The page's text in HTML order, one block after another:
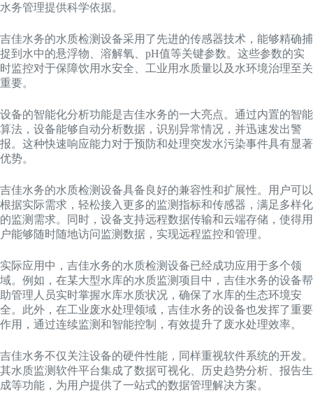
水务管理提供科学依据。
吉佳水务的水质检测设备采用了先进的传感器技术，能够精确捕
捉到水中的悬浮物、溶解氧、pH值等关键参数。这些参数的实
时监控对于保障饮用水安全、工业用水质量以及水环境治理至关
重要。
设备的智能化分析功能是吉佳水务的一大亮点。通过内置的智能
算法，设备能够自动分析数据，识别异常情况，并迅速发出警
报。这种快速响应能力对于预防和处理突发水污染事件具有显著
优势。
吉佳水务的水质检测设备具备良好的兼容性和扩展性。用户可以
根据实际需求，轻松接入更多的监测指标和传感器，满足多样化
的监测需求。同时，设备支持远程数据传输和云端存储，使得用
户能够随时随地访问监测数据，实现远程监控和管理。
实际应用中，吉佳水务的水质检测设备已经成功应用于多个领
域。例如，在某大型水库的水质监测项目中，吉佳水务的设备帮
助管理人员实时掌握水库水质状况，确保了水库的生态环境安
全。此外，在工业废水处理领域，吉佳水务的设备也发挥了重要
作用，通过连续监测和智能控制，有效提升了废水处理效率。
吉佳水务不仅关注设备的硬件性能，同样重视软件系统的开发。
其水质监测软件平台集成了数据可视化、历史趋势分析、报告生
成等功能，为用户提供了一站式的数据管理解决方案。